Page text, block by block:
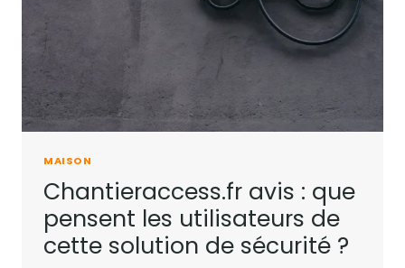
MAISON
Chantieraccess.fr avis : que
pensent les utilisateurs de
cette solution de sécurité ?